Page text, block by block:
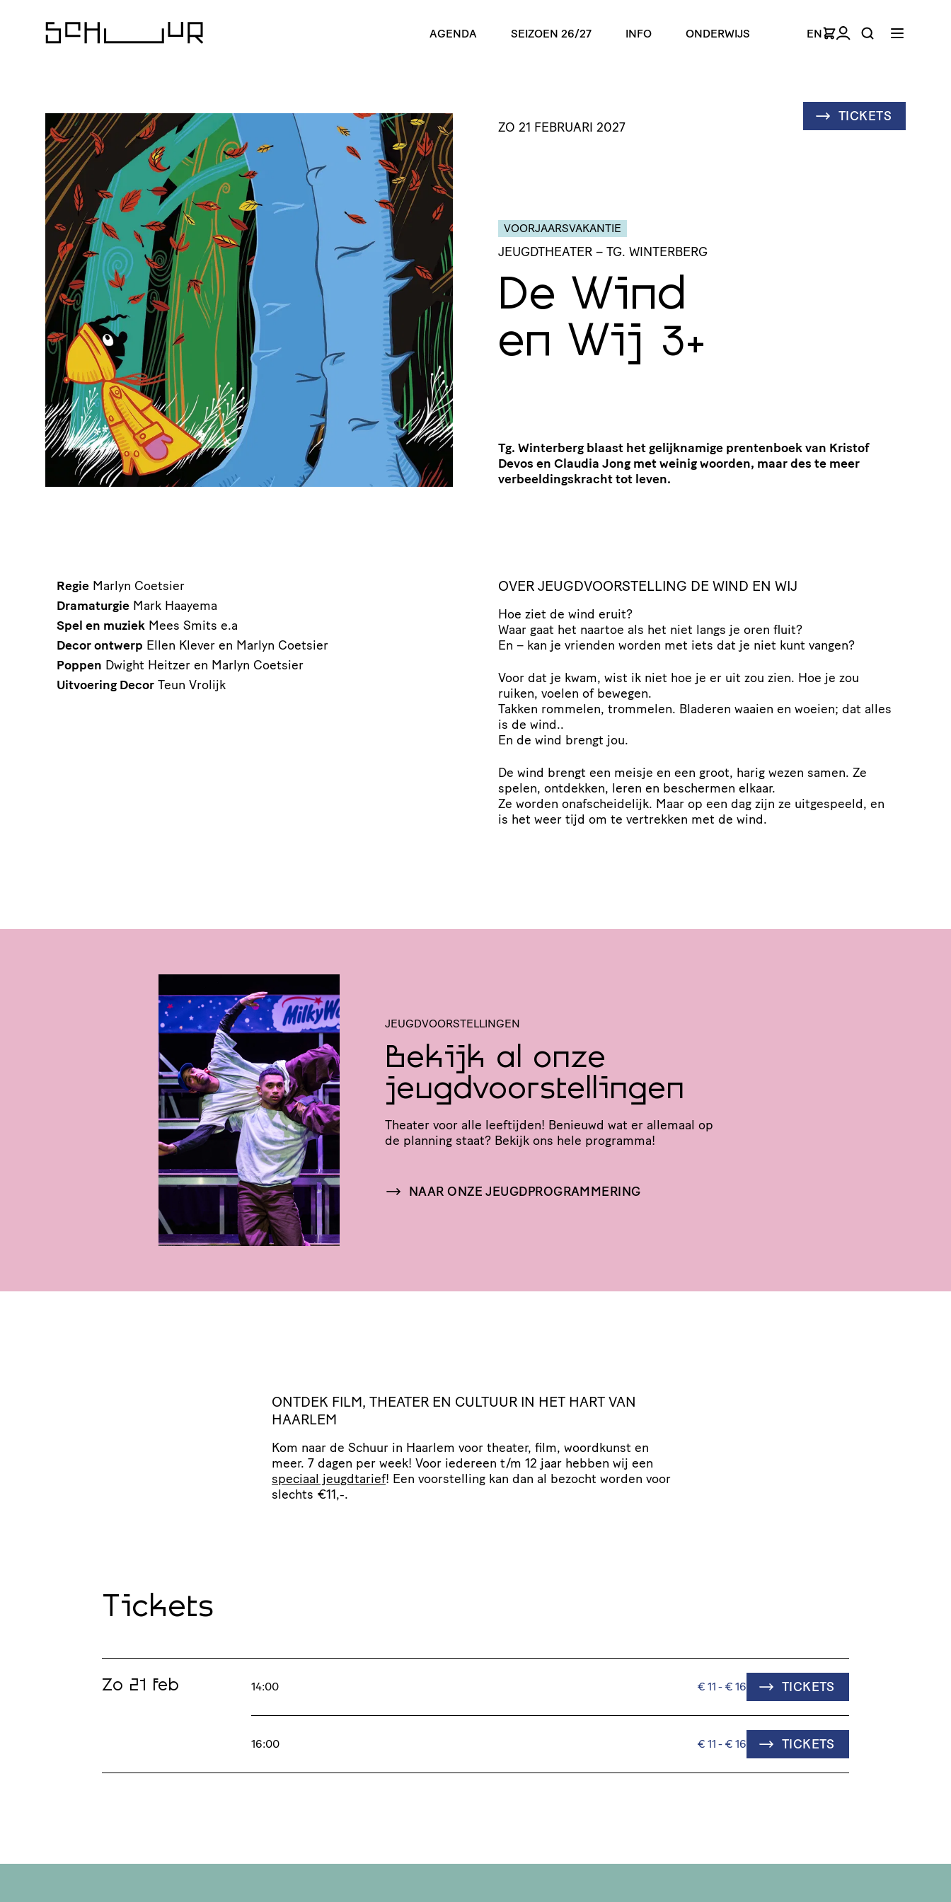
AGENDA SEIZOEN 26/27 INFO ONDERWIJS EN
TICKETS
ZO 21 FEBRUARI 2027
VOORJAARSVAKANTIE
JEUGDTHEATER – TG. WINTERBERG
De Wind
en Wij 3+
Tg. Winterberg blaast het gelijknamige prentenboek van Kristof
Devos en Claudia Jong met weinig woorden, maar des te meer
verbeeldingskracht tot leven.
OVER JEUGDVOORSTELLING DE WIND EN WIJ
Hoe ziet de wind eruit?
Waar gaat het naartoe als het niet langs je oren fluit?
En – kan je vrienden worden met iets dat je niet kunt vangen?
Voor dat je kwam, wist ik niet hoe je er uit zou zien. Hoe je zou
ruiken, voelen of bewegen.
Takken rommelen, trommelen. Bladeren waaien en woeien; dat alles
is de wind..
En de wind brengt jou.
De wind brengt een meisje en een groot, harig wezen samen. Ze
spelen, ontdekken, leren en beschermen elkaar.
Ze worden onafscheidelijk. Maar op een dag zijn ze uitgespeeld, en
is het weer tijd om te vertrekken met de wind.
Regie Marlyn Coetsier
Dramaturgie Mark Haayema
Spel en muziek Mees Smits e.a
Decor ontwerp Ellen Klever en Marlyn Coetsier
Poppen Dwight Heitzer en Marlyn Coetsier
Uitvoering Decor Teun Vrolijk
JEUGDVOORSTELLINGEN
Bekijk al onze
jeugdvoorstellingen
Theater voor alle leeftijden! Benieuwd wat er allemaal op
de planning staat? Bekijk ons hele programma!
NAAR ONZE JEUGDPROGRAMMERING
ONTDEK FILM, THEATER EN CULTUUR IN HET HART VAN
HAARLEM
Kom naar de Schuur in Haarlem voor theater, film, woordkunst en
meer. 7 dagen per week! Voor iedereen t/​m 12 jaar hebben wij een
speciaal jeugdtarief! Een voor­stel­ling kan dan al bezocht worden voor
slechts €11,-.
Tickets
Zo 21 feb 14:00 € 11 - € 16 TICKETS
16:00 € 11 - € 16 TICKETS